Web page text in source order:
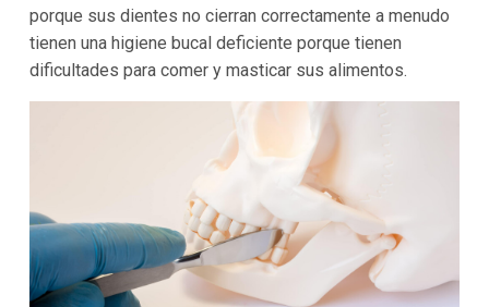
porque sus dientes no cierran correctamente a menudo
tienen una higiene bucal deficiente porque tienen
dificultades para comer y masticar sus alimentos.